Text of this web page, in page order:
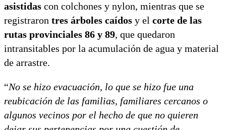
asistidas con colchones y nylon, mientras que se
registraron tres árboles caídos y el corte de las
rutas provinciales 86 y 89, que quedaron
intransitables por la acumulación de agua y material
de arrastre.
“No se hizo evacuación, lo que se hizo fue una
reubicación de las familias, familiares cercanos o
algunos vecinos por el hecho de que no quieren